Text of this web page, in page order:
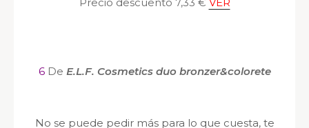
6 De E.L.F. Cosmetics duo bronzer&colorete
No se puede pedir más para lo que cuesta, te